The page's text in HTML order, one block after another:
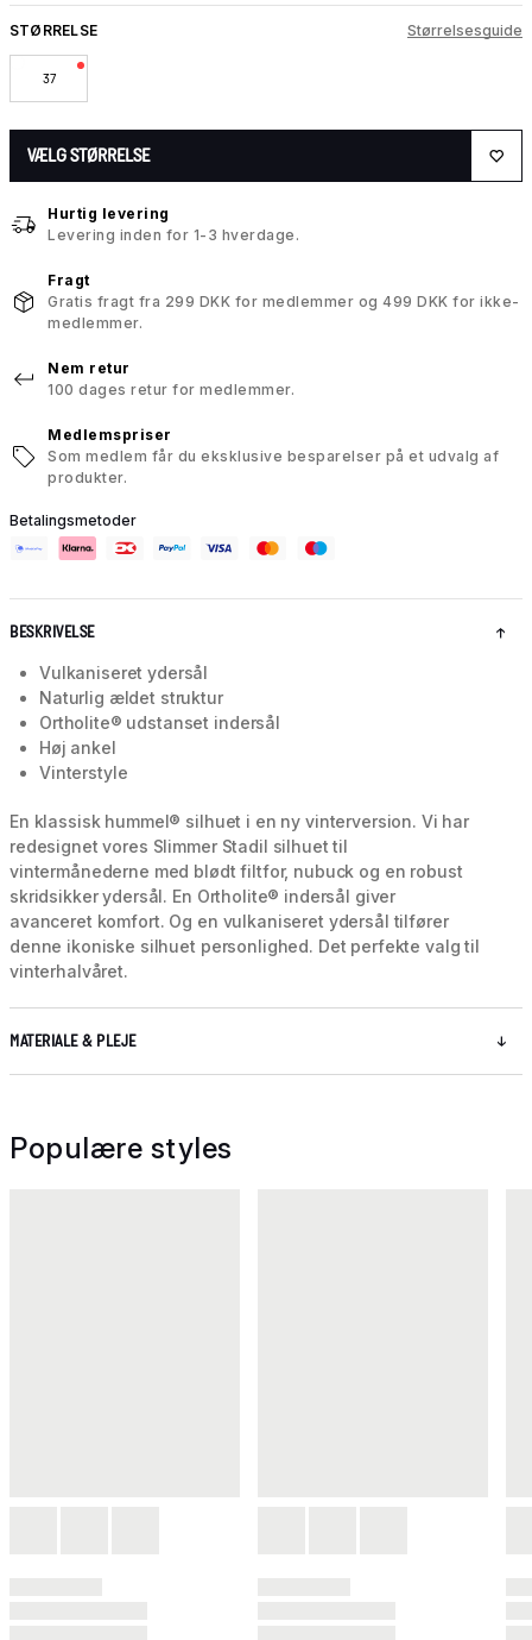
STØRRELSE Størrelsesguide
37
VÆLG STØRRELSE
Hurtig levering
Levering inden for 1-3 hverdage.
Fragt
Gratis fragt fra 299 DKK for medlemmer og 499 DKK for ikke-
medlemmer.
Nem retur
100 dages retur for medlemmer.
Medlemspriser
Som medlem får du eksklusive besparelser på et udvalg af
produkter.
Betalingsmetoder
BESKRIVELSE
Vulkaniseret ydersål
Naturlig ældet struktur
Ortholite® udstanset indersål
Høj ankel
Vinterstyle
En klassisk hummel® silhuet i en ny vinterversion. Vi har
redesignet vores Slimmer Stadil silhuet til
vintermånederne med blødt filtfor, nubuck og en robust
skridsikker ydersål. En Ortholite® indersål giver
avanceret komfort. Og en vulkaniseret ydersål tilfører
denne ikoniske silhuet personlighed. Det perfekte valg til
vinterhalvåret.
MATERIALE & PLEJE
Populære styles